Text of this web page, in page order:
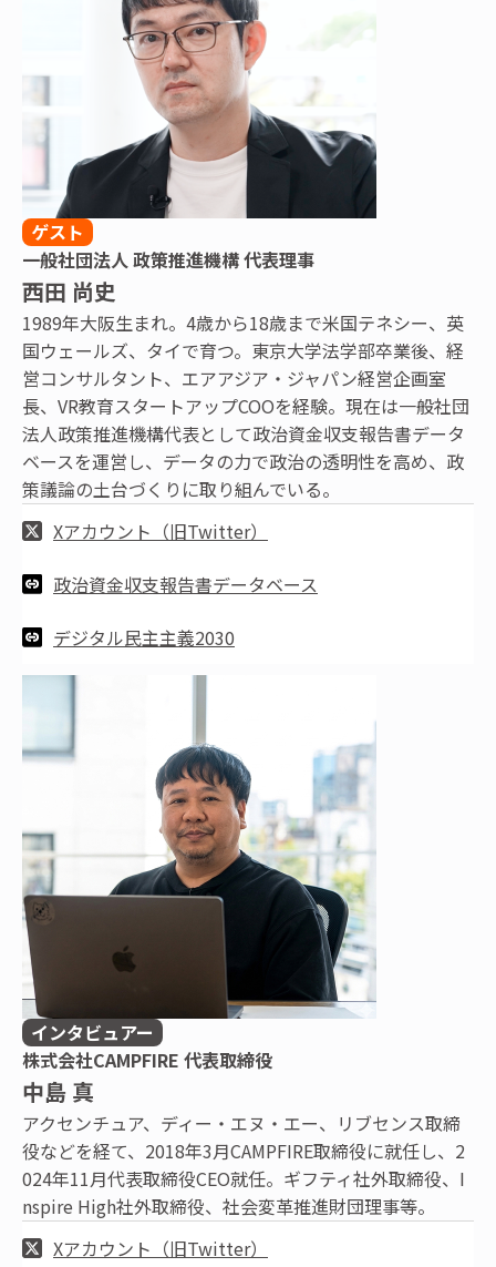
ゲスト
一般社団法人 政策推進機構 代表理事
西田 尚史
1989年大阪生まれ。4歳から18歳まで米国テネシー、英
国ウェールズ、タイで育つ。東京大学法学部卒業後、経
営コンサルタント、エアアジア・ジャパン経営企画室
長、VR教育スタートアップCOOを経験。現在は一般社団
法人政策推進機構代表として政治資金収支報告書データ
ベースを運営し、データの力で政治の透明性を高め、政
策議論の土台づくりに取り組んでいる。
Xアカウント（旧Twitter）
政治資金収支報告書データベース
デジタル民主主義2030
インタビュアー
株式会社CAMPFIRE 代表取締役
中島 真
アクセンチュア、ディー・エヌ・エー、リブセンス取締
役などを経て、2018年3月CAMPFIRE取締役に就任し、2
024年11月代表取締役CEO就任。ギフティ社外取締役、I
nspire High社外取締役、社会変革推進財団理事等。
Xアカウント（旧Twitter）